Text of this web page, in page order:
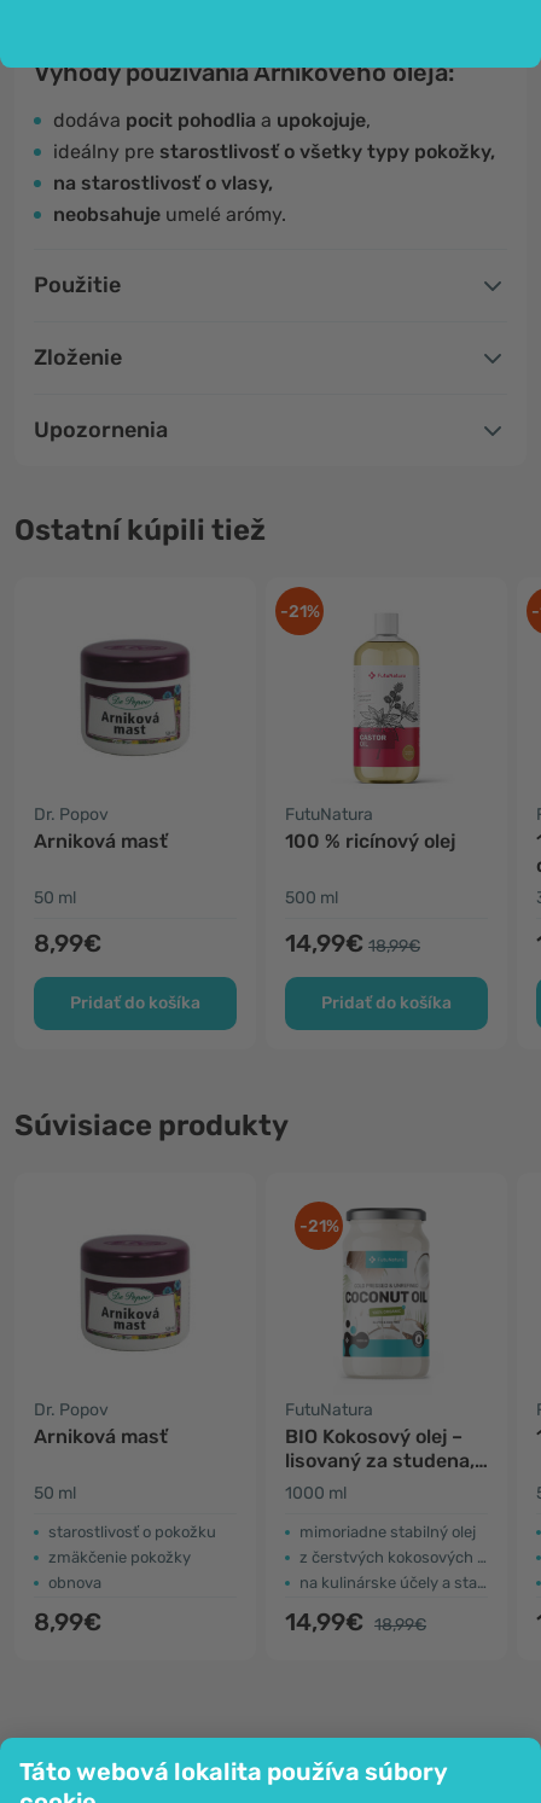
Táto webová lokalita používa súbory
Výhody používania Arnikového oleja:
dodáva pocit pohodlia a upokojuje,
ideálny pre starostlivosť o všetky typy pokožky,
na starostlivosť o vlasy,
neobsahuje umelé arómy.
Použitie
Zloženie
Upozornenia
Ostatní kúpili tiež
Dr. Popov
Arniková masť
50 ml
8,99€
Pridať do košíka
-21%
FutuNatura
100 % ricínový olej
500 ml
14,99€ 18,99€
Pridať do košíka
Súvisiace produkty
Dr. Popov
Arniková masť
50 ml
starostlivosť o pokožku
zmäkčenie pokožky
obnova
8,99€
-21%
FutuNatura
BIO Kokosový olej –
lisovaný za studena,
nerafinovaný
1000 ml
mimoriadne stabilný olej
z čerstvých kokosových orechov
na kulinárske účely a starostlivosť o pokožku
14,99€ 18,99€
Spoločnosť